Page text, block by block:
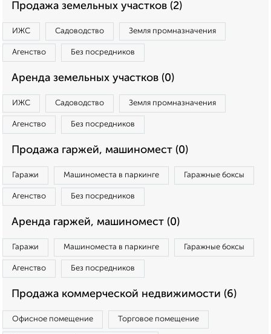
Продажа земельных участков (2)
ИЖС Садоводство Земля промназначения
Агенство Без посредников
Аренда земельных участков (0)
ИЖС Садоводство Земля промназначения
Агенство Без посредников
Продажа гаржей, машиномест (0)
Гаражи Машиноместа в паркинге Гаражные боксы
Агенство Без посредников
Аренда гаржей, машиномест (0)
Гаражи Машиноместа в паркинге Гаражные боксы
Агенство Без посредников
Продажа коммерческой недвижимости (6)
Офисное помещение Торговое помещение